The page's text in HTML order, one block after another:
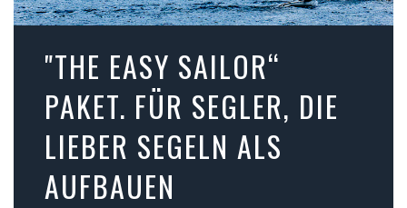
"THE EASY SAILOR“
PAKET. FÜR SEGLER, DIE
LIEBER SEGELN ALS
AUFBAUEN